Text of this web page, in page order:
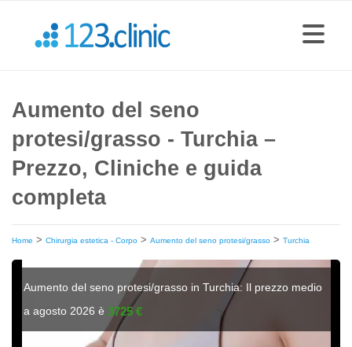
Aumento del seno
protesi/grasso - Turchia –
Prezzo, Cliniche e guida
completa
Home > Chirurgia estetica - Corpo > Aumento del seno protesi/grasso > Turchia
Aumento del seno protesi/grasso in Turchia: Il prezzo medio
a agosto 2026 è3725 €